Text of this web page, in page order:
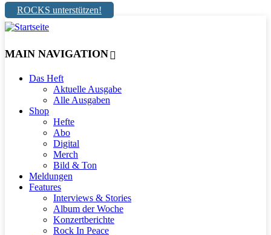
ROCKS unterstützen!
MAIN NAVIGATION
Das Heft
Aktuelle Ausgabe
Alle Ausgaben
Shop
Hefte
Abo
Digital
Merch
Bild & Ton
Meldungen
Features
Interviews & Stories
Album der Woche
Konzertberichte
Rock In Peace